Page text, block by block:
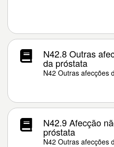
N42.8 Outras
da próstata
N42 Outras afecções
N42.9 Afecção
próstata
N42 Outras afecções